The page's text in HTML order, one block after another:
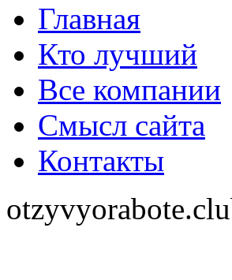
Главная
Кто лучший
Все компании
Смысл сайта
Контакты